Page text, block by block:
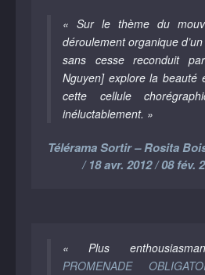
« Sur le thème du
déroulement organique
sans cesse reconduit
Nguyen] explore la beauté
cette cellule
inéluctablement. »
Télérama Sortir – Rosita
/ 18 avr. 2012 / 08 fév.
« Plus
PROMENADE